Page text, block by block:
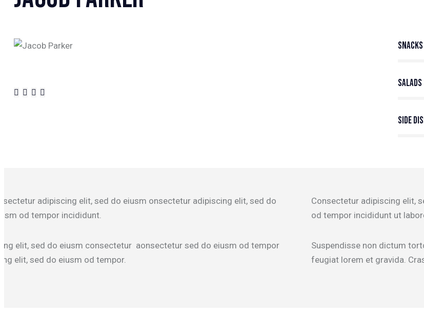
Snacks
Salads
Side
adipiscing elit, sed do eiusm onsectetur adipiscing elit, sed do
od tempor incididunt.
elit, sed do eiusm consectetur aonsectetur sed do eiusm od tempor
elit, sed do eiusm od tempor.
Consectetur adipiscing elit,
od tempor incididunt ut
Suspendisse non dictum
feugiat lorem et gravida.